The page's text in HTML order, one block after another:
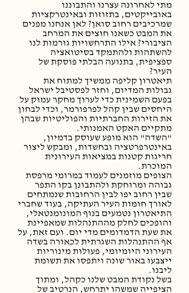
מתי לאחרונה עצרנו והתבוננו
באובייקטים, בתזוזות ובאינטרקציות
שמרכיבים רחוב סואן? לאן אנחנו מפנים
את המבט כשאנו חוצים את המרחב
הציבורי? אילו התרחשויות גורמות לנו
להשתהות ולהתמקד בסיטואציה
ספציפית, בתנועה הבלתי פוסקת של
העיר?
תיאטרון קליפה ממשיך למתוח את
גבולות המדיום, וחזר לפסטיבל ישראל
בפעם השמינית כדי לערוך מחקר עמוק על
היחסים שבין קהל לפרפורמר, וכדי לבחון
את הזירות החברתיות והפוליטיות שבהן
מתקיים האקט האמנותי.
"השדה" הוא מופע שעוסק בדמיון,
באינטרפרטציה ובחשדות, ומבקש ליצור
חריגות קטנות במציאות העירונית
המוכרת.
הצופים מוזמנים לעמוד במרומי מרפסת
גבוהה ומרוחקת ולהתבונן בקו התפר
שבין רחוב יפו לבין הרחובות שנמתחים
לאורך חומות העיר העתיקה, בעוד שחברי
התיאטרון נטמעים בנוף המונומנטאלי,
והופכים לחלק מההתנהלות שמאפיינת
את שעת הדמדומים מדי יום. ועם זאת, על
אף ההתנהלות השגרתית לכאורה בשדה
העירוני היומיומי, פעולות מינוריות
ייצבעוּ באור שונה ויתפסו את תשומת
ליבנו.
בשל נקודת המבט שלנו כקהל, ומתוך
הציפייה שמשהו יתרחש, הנרטיב של